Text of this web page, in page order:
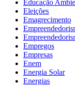
Educação
Eleições
Emagrecimento
Empregos
Empresas
Enem
Energia Solar
Energias